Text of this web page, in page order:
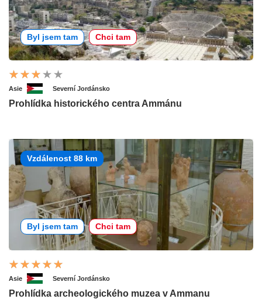
Byl jsem tam Chci tam
Asie Severní Jordánsko
Prohlídka historického centra Ammánu
Vzdálenost 88 km
Byl jsem tam Chci tam
Asie Severní Jordánsko
Prohlídka archeologického muzea v Ammanu